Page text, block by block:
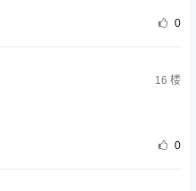
0
16 楼
0